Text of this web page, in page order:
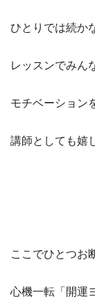
ひとりでは続か
レッスンでみん
モチベーション
講師としても嬉
ここでひとつお
心機一転「開運